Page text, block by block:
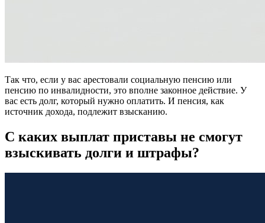
Так что, если у вас арестовали социальную пенсию или
пенсию по инвалидности, это вполне законное действие. У
вас есть долг, который нужно оплатить. И пенсия, как
источник дохода, подлежит взысканию.
С каких выплат приставы не смогут
взыскивать долги и штрафы?